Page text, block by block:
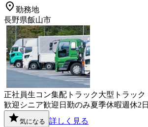
勤務地
長野県飯山市
正社員生コン集配 トラック大型トラック
歓迎 シニア歓迎 日勤のみ夏季休暇週休2日
気になる 詳しく見る